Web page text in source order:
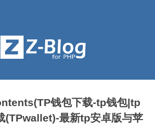
钱包下载-tp钱包|tp
(TPwallet)-最新tp安卓版与苹